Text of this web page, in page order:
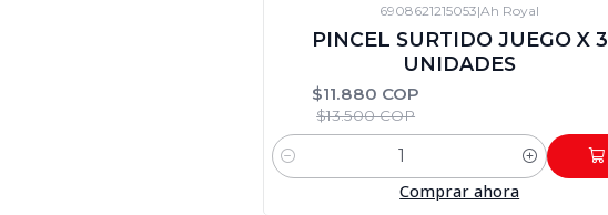
6908621215053|Ah Royal
PINCEL SURTIDO JUEGO X 3
UNIDADES
$11.880 COP
$13.500 COP
Cantidad
Comprar ahora